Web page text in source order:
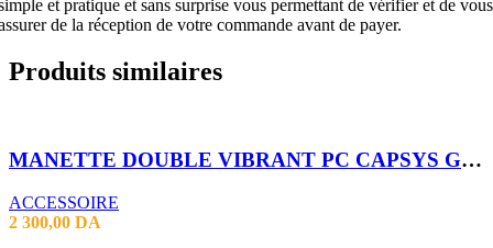
et pratique et sans surprise vous permettant de vérifier et de vous
de la réception de votre commande avant de payer.
Produits similaires
MANETTE DOUBLE VIBRANT PC CAPSYS GS 509
ACCESSOIRE
2 300,00 DA